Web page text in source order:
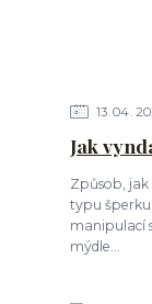
13 04
Jak
Způsob, jak
typu
manipulací
mýdle...